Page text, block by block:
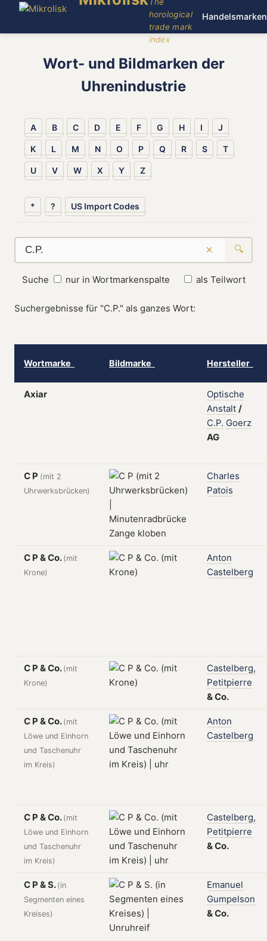
horological
trade mark
index
Handelsmarken
Wort- und Bildmarken der
Uhrenindustrie
A B C D E F G H I J
K L M N O P Q R S T
U V W X Y Z
* ? US Import Codes
× 🔍
Suche nur in Wortmarkenspalte als Teilwort
Suchergebnisse für "C.P." als ganzes Wort:
Wortmarke Bildmarke Hersteller
Axiar
Optische
Anstalt /
C.P. Goerz
AG
C P (mit 2
Uhrwerksbrücken)
Charles
Patois
C P & Co. (mit
Krone)
Anton
Castelberg
C P & Co. (mit
Krone)
Castelberg,
Petitpierre
&Co.
C P & Co. (mit
Löwe und Einhorn
und Taschenuhr
im Kreis)
Anton
Castelberg
C P & Co. (mit
Löwe und Einhorn
und Taschenuhr
im Kreis)
Castelberg,
Petitpierre
&Co.
C P & S. (in
Segmenten eines
Kreises)
Emanuel
Gumpelson
&Co.